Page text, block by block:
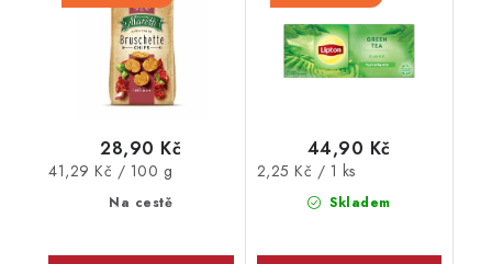
Na cestě
28,90 Kč
Měrná
41,29 Kč / 100 g
Skladem
44,90 Kč
Měrná
2,25 Kč / 1 ks